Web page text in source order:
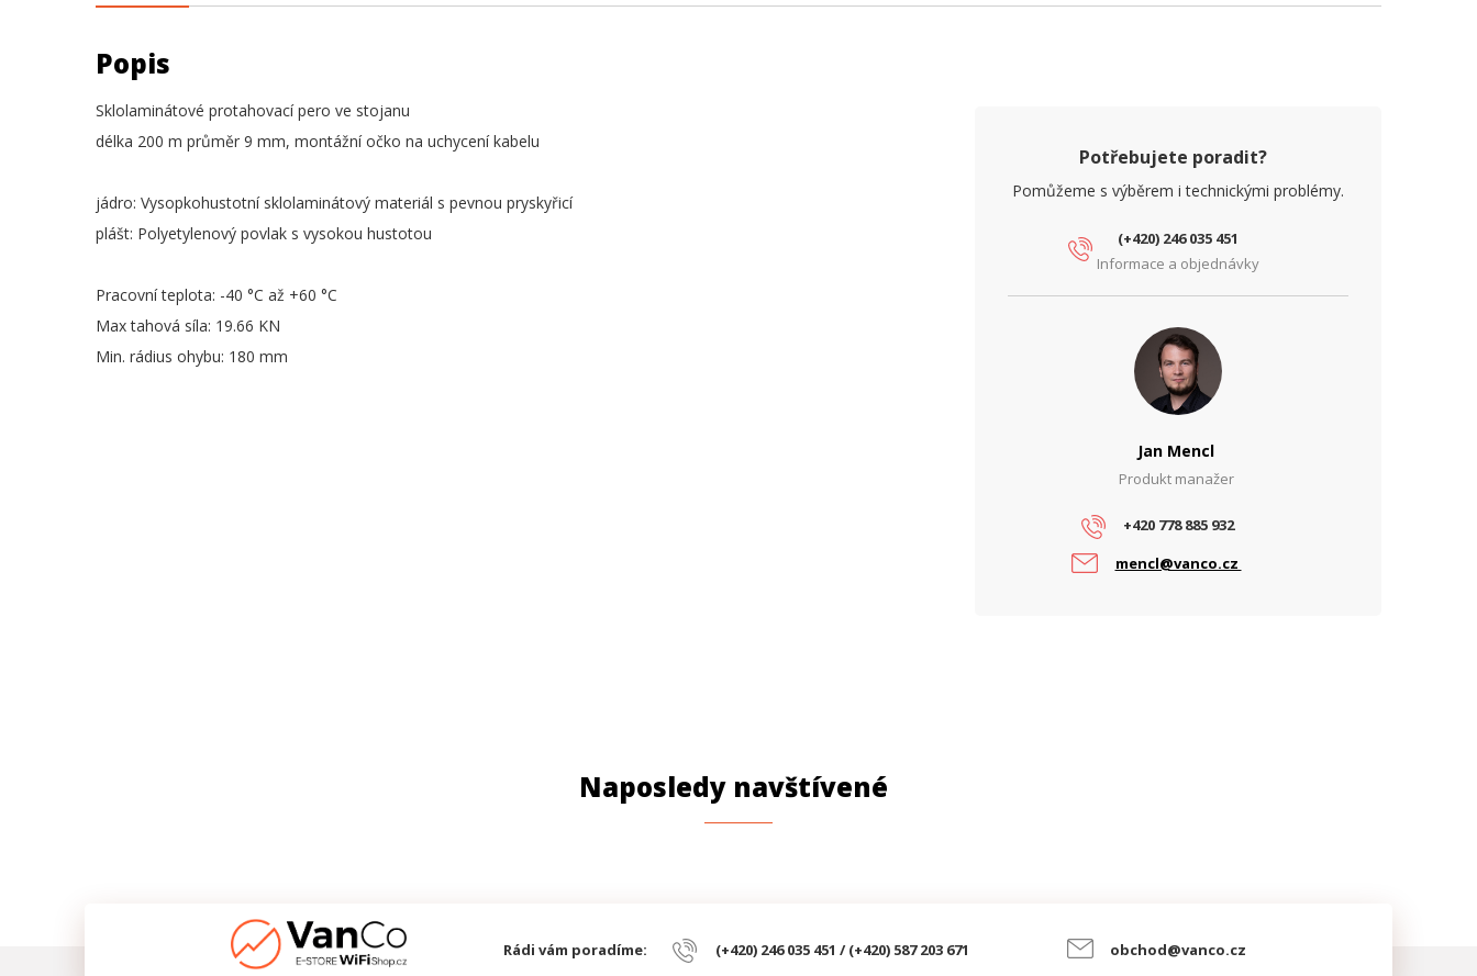
Popis
Sklolaminátové protahovací pero ve stojanu
délka 200 m průměr 9 mm, montážní očko na uchycení kabelu
jádro: Vysopkohustotní sklolaminátový materiál s pevnou pryskyřicí
plášt: Polyetylenový povlak s vysokou hustotou
Pracovní teplota: -40 °C až +60 °C
Max tahová síla: 19.66 KN
Min. rádius ohybu: 180 mm
Potřebujete poradit?
Pomůžeme s výběrem i technickými problémy.
(+420) 246 035 451
Informace a objednávky
Jan Mencl
Produkt manažer
+420 778 885 932
mencl@vanco.cz
Naposledy navštívené
Rádi vám poradíme: (+420) 246 035 451 / (+420) 587 203 671 obchod@vanco.cz